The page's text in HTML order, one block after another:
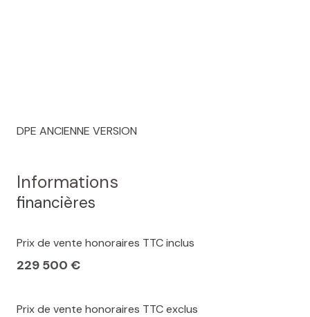
DPE ANCIENNE VERSION
Informations
financières
Prix de vente honoraires TTC inclus
229 500 €
Prix de vente honoraires TTC exclus